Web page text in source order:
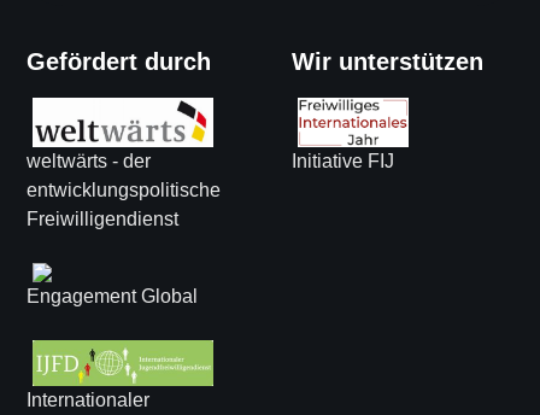
Gefördert durch
weltwärts - der
entwicklungspolitische
Freiwilligendienst
Engagement Global
Internationaler
Wir unterstützen
Initiative FIJ